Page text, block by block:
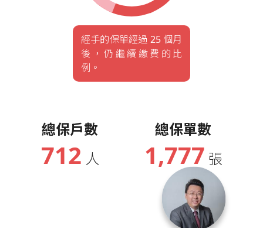
經手的保單經過 25 個月
後，仍繼續繳費的比
例。
總保戶數
712 人
總保單數
1,777 張